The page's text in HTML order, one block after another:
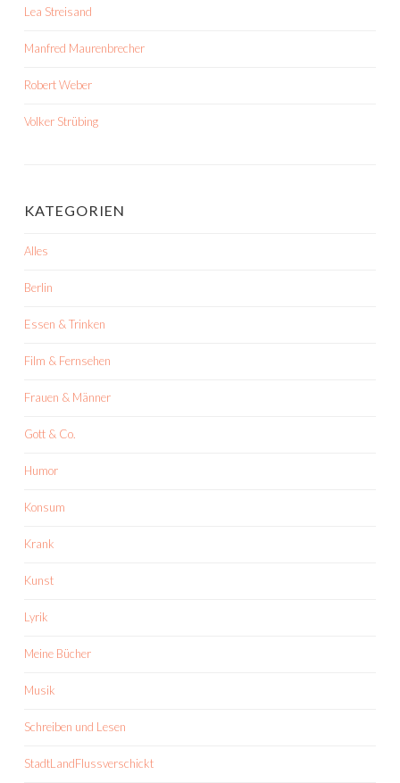
Lea Streisand
Manfred Maurenbrecher
Robert Weber
Volker Strübing
KATEGORIEN
Alles
Berlin
Essen & Trinken
Film & Fernsehen
Frauen & Männer
Gott & Co.
Humor
Konsum
Krank
Kunst
Lyrik
Meine Bücher
Musik
Schreiben und Lesen
StadtLandFlussverschickt